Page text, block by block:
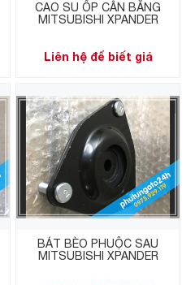
CAO SU ỐP CÂN BẰNG
MITSUBISHI XPANDER
Liên hệ để biết giá
BÁT BÈO PHUỘC SAU
MITSUBISHI XPANDER